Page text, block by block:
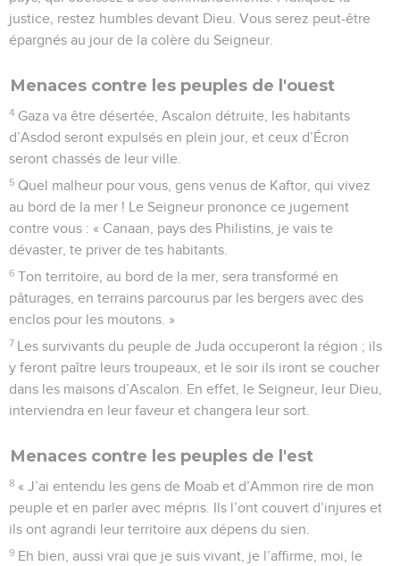
justice, restez humbles devant Dieu. Vous serez peut-être
épargnés au jour de la colère du Seigneur.
Menaces contre les peuples de l'ouest
4 Gaza va être désertée, Ascalon détruite, les habitants
d’Asdod seront expulsés en plein jour, et ceux d’Écron
seront chassés de leur ville.
5 Quel malheur pour vous, gens venus de Kaftor, qui vivez
au bord de la mer ! Le Seigneur prononce ce jugement
contre vous : « Canaan, pays des Philistins, je vais te
dévaster, te priver de tes habitants.
6 Ton territoire, au bord de la mer, sera transformé en
pâturages, en terrains parcourus par les bergers avec des
enclos pour les moutons. »
7 Les survivants du peuple de Juda occuperont la région ; ils
y feront paître leurs troupeaux, et le soir ils iront se coucher
dans les maisons d’Ascalon. En effet, le Seigneur, leur Dieu,
interviendra en leur faveur et changera leur sort.
Menaces contre les peuples de l'est
8 « J’ai entendu les gens de Moab et d’Ammon rire de mon
peuple et en parler avec mépris. Ils l’ont couvert d’injures et
ils ont agrandi leur territoire aux dépens du sien.
9 Eh bien, aussi vrai que je suis vivant, je l’affirme, moi, le